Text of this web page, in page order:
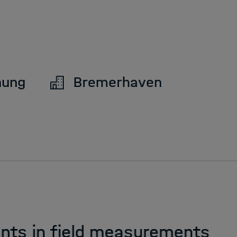
Bremerhaven
in field measurements